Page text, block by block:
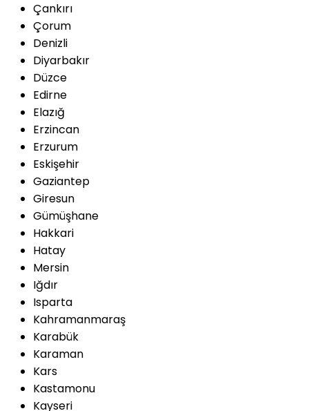
Çankırı
Çorum
Denizli
Diyarbakır
Düzce
Edirne
Elazığ
Erzincan
Erzurum
Eskişehir
Gaziantep
Giresun
Gümüşhane
Hakkari
Hatay
Mersin
Iğdır
Isparta
Kahramanmaraş
Karabük
Karaman
Kars
Kastamonu
Kayseri